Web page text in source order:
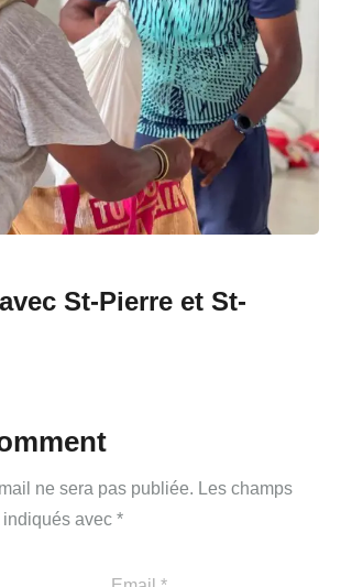
St-Pierre et St-
ne sera pas publiée. Les champs
avec *